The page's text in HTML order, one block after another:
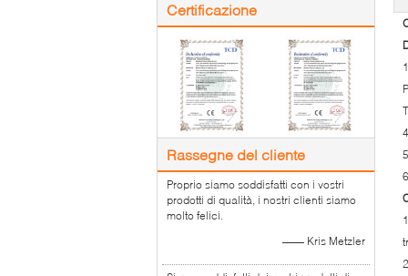
Certificazione
Rassegne del cliente
Proprio siamo soddisfatti con i vostri
prodotti di qualità, i nostri clienti siamo
molto felici.
—— Kris Metzler